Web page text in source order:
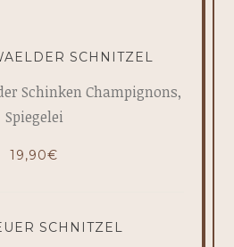
SCHNITZEL
Schinken Champignons,
Spiegelei
19,90€
SCHNITZEL